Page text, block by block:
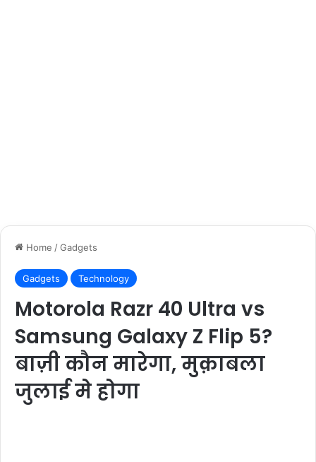
Home /Gadgets
Gadgets Technology
Motorola Razr 40 Ultra vs
Samsung Galaxy Z Flip 5?
बाज़ी कौन मारेगा, मुक़ाबला
जुलाई मे होगा